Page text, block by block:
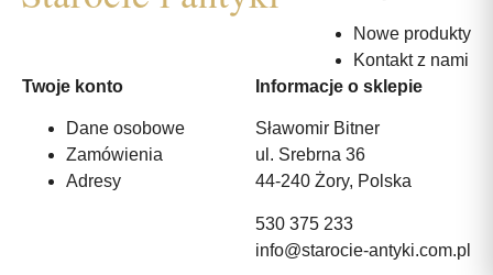
Nowe produkty
Kontakt z nami
Twoje konto
Dane osobowe
Zamówienia
Adresy
Informacje o sklepie
Sławomir Bitner
ul. Srebrna 36
44-240 Żory, Polska
530 375 233
info@starocie-antyki.com.pl